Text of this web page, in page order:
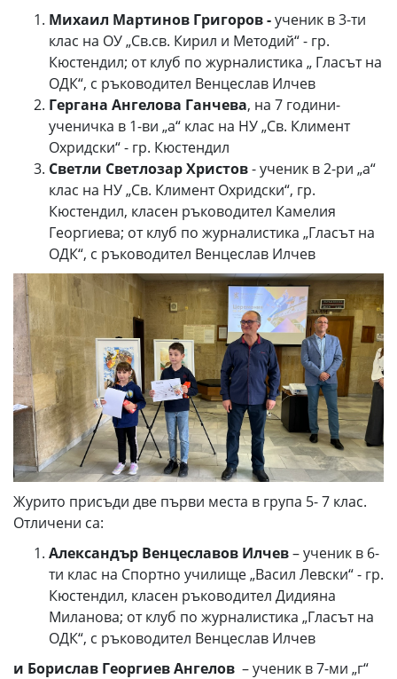
Михаил Мартинов Григоров -ученик в 3-ти
клас на ОУ „Св.св. Кирил и Методий“ - гр.
Кюстендил; от клуб по журналистика „ Гласът на
ОДК“, с ръководител Венцеслав Илчев
Гергана Ангелова Ганчева, на 7 години-
ученичка в 1-ви „а“ клас на НУ „Св. Климент
Охридски“ - гр. Кюстендил
Светли Светлозар Христов- ученик в 2-ри „а“
клас на НУ „Св. Климент Охридски“, гр.
Кюстендил, класен ръководител Камелия
Георгиева; от клуб по журналистика „Гласът на
ОДК“, с ръководител Венцеслав Илчев
Журито присъди две първи места в група 5- 7 клас.
Отличени са:
Александър Венцеславов Илчев– ученик в 6-
ти клас на Спортно училище „Васил Левски“ - гр.
Кюстендил, класен ръководител Дидияна
Миланова; от клуб по журналистика „Гласът на
ОДК“, с ръководител Венцеслав Илчев
и Борислав Георгиев Ангелов – ученик в 7-ми „г“